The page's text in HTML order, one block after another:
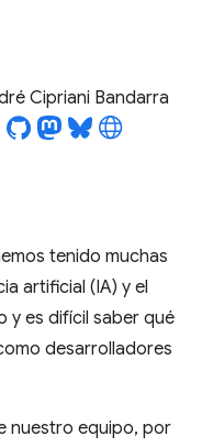
Cipriani Bandarra
tenido muchas
artificial (IA) y el
y es difícil saber qué
desarrolladores
nuestro equipo, por